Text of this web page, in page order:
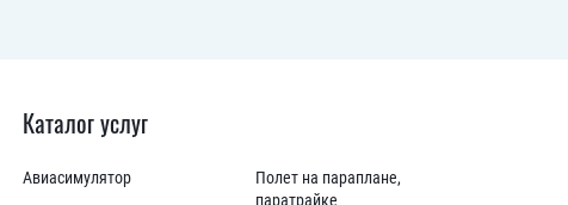
Каталог услуг
Авиасимулятор
Полет на параплане,
паратрайке